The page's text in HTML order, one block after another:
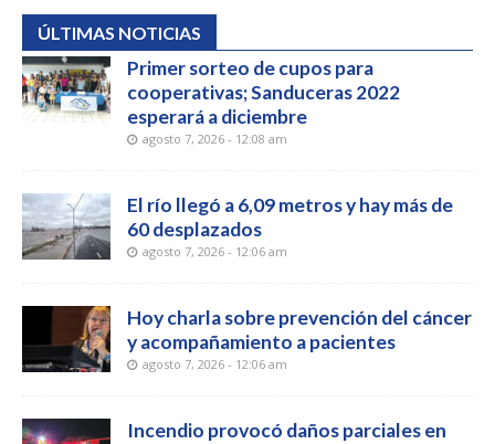
ÚLTIMAS NOTICIAS
Primer sorteo de cupos para
cooperativas; Sanduceras 2022
esperará a diciembre
agosto 7, 2026 - 12:08 am
El río llegó a 6,09 metros y hay más de
60 desplazados
agosto 7, 2026 - 12:06 am
Hoy charla sobre prevención del cáncer
y acompañamiento a pacientes
agosto 7, 2026 - 12:06 am
Incendio provocó daños parciales en